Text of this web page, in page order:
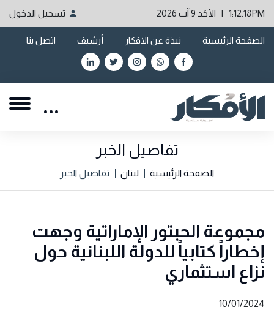
1:12.18PM | الأحَد 9 آب 2026 تسجيل الدخول
الصفحة الرئيسية نبذة عن الافكار أرشيف اتصل بنا
تفاصيل الخبر
الصفحة الرئيسية لبنان تفاصيل الخبر
مجموعة الحبتور الإماراتية وجهت
إخطاراً كتابياً للدولة اللبنانية حول
نزاع استثماري
10/01/2024